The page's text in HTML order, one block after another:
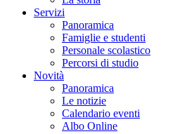
Servizi
Panoramica
Famiglie e studenti
Personale scolastico
Percorsi di studio
Novità
Panoramica
Le notizie
Calendario eventi
Albo Online